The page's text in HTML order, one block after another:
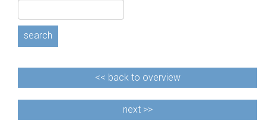
search
<< back to overview
next >>